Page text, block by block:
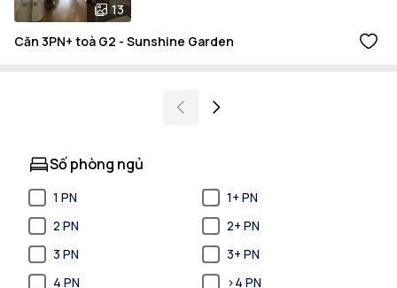
13
Căn 3PN+ toà G2 - Sunshine Garden
Số phòng ngủ
1 PN
1+ PN
2 PN
2+ PN
3 PN
3+ PN
4 PN
>4 PN